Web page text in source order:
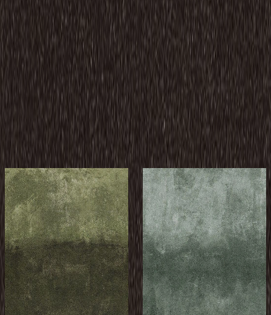
献する床は集中力を高め、イノベーションが生まれる土壌と
なります。 さらに私たちは地球の未来に対しても責任を持
ち続けます。 すべての製品において温室効果ガス排出を実
質ゼロにするカーボンオフセットを標準化。2050年でのネッ
トゼロへの取り組みもSBTi認証を取得しています。環境へ
の配慮と卓越したパフォーマンスは、もう二者択一ではあり
ません。 美しく、心地よく、そしてサステイナブル。ミリ
ケンとともに、誇りを持てる空間を創り上げませんか。
メーカーページへ
イメージが近いミリケンの製品
メーカー
ミリケン
Lapidus/Mantle
Transition -
MTR62-88 Peridot
¥18,900 / ㎡ 税抜¥18,900/ ㎡
[税抜]
メーカー
ミリケン
Lapidus/Litho
Transition -
LTR241-74
Amazonite